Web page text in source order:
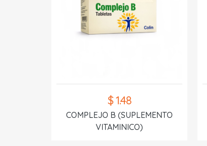
$ 1.48
COMPLEJO B (SUPLEMENTO
VITAMINICO)